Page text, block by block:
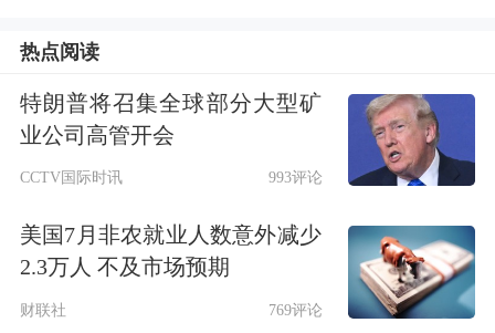
母营运利润计算的现金分红比例为
37.9%，分红总额连续13年保持增长。
“整体来看，是满意的，符合预期的，
联席CEO谢永林今天会上如是评价。昨
天，董事长马明哲在致辞中称，“这是
热点阅读
特朗普将召集全球部分大型矿
业公司高管开会
CCTV国际时讯 993评论
美国7月非农就业人数意外减少
2.3万人 不及市场预期
财联社 769评论